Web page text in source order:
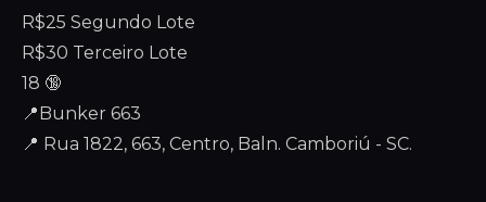
R$25 Segundo Lote
R$30 Terceiro Lote
18 🔞
📍Bunker 663
📍 Rua 1822, 663, Centro, Baln. Camboriú - SC.